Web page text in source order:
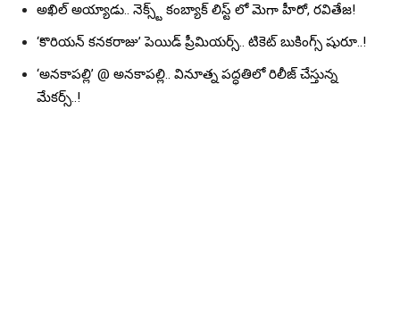
అఖిల్ అయ్యాడు.. నెక్స్ట్ కంబ్యాక్ లిస్ట్ లో మెగా హీరో, రవితేజ!
‘కొరియన్ కనకరాజు’ పెయిడ్ ప్రీమియర్స్.. టికెట్ బుకింగ్స్ షురూ..!
‘అనకాపల్లి’ @ అనకాపల్లి.. వినూత్న పద్ధతిలో రిలీజ్ చేస్తున్న
మేకర్స్..!